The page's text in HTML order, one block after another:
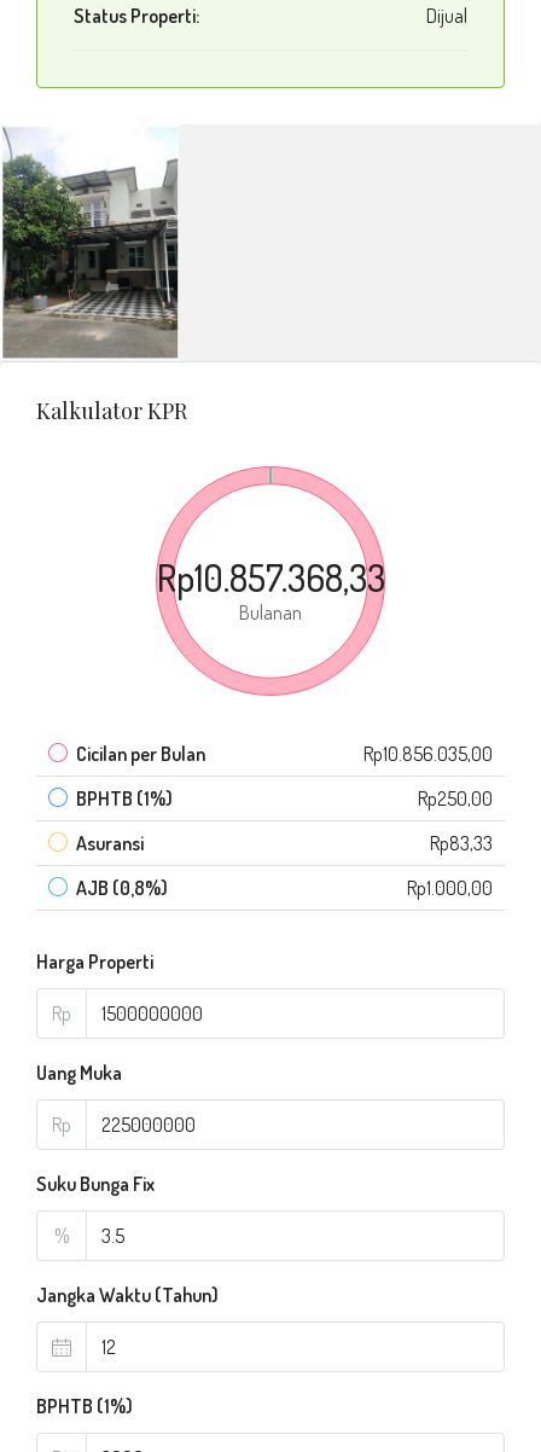
Status Properti: Dijual
Kalkulator KPR
Rp10.857.368,33
Bulanan
Cicilan per Bulan
Rp10.856.035,00
BPHTB (1%)
Rp250,00
Asuransi
Rp83,33
AJB (0,8%)
Rp1.000,00
Harga Properti
Rp
Uang Muka
Rp
Suku Bunga Fix
%
Jangka Waktu (Tahun)
BPHTB (1%)